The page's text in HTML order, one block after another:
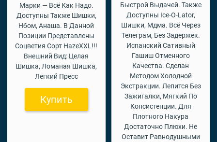
Марки — Всё Как Надо.
Доступны Также Шишки,
Нбом, Анаша. В Данной
Позиции Представлены
Соцветия Сорт HazeXXL!!!
Внешний Вид: Целая
Шишка, Ломаная Шишка,
Легкий Пресс
Купить
Быстрой Выдачей. Также
Доступны Ice-O-Lator,
Шишки, Мдма. Всё Через
Телеграм, Без Задержек.
Испанский Сативный
Гашиш Отменного
Качества. Сделан
Методом Холодной
Экстракции. Лепится Без
Зажигалки, Мягкий По
Консистенции. Для
Плотного Накура
Достаточно Плюхи. Не
Оставит Равнодушными